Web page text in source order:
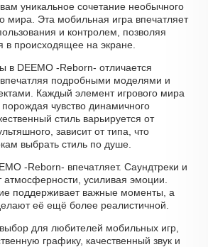
уникальное сочетание необычного
мира. Эта мобильная игра впечатляет
и контролем, позволяя
в происходящее на экране.
в DEEMO -Reborn- отличается
подробными моделями и
Каждый элемент игрового мира
чувство динамичного
стиль варьируется от
зависит от типа, что
выбрать стиль по душе.
-Reborn- впечатляет. Саундтреки и
усиливая эмоции.
поддерживает важные моменты, а
её ещё более реалистичной.
для любителей мобильных игр,
графику, качественный звук и